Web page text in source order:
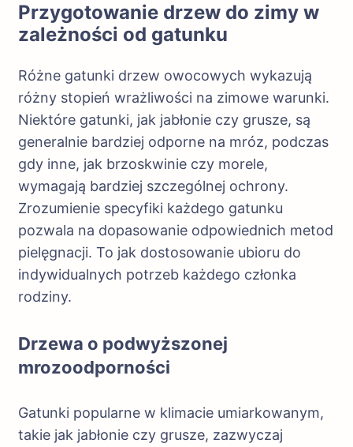
Przygotowanie drzew do zimy w
zależności od gatunku
Różne gatunki drzew owocowych wykazują
różny stopień wrażliwości na zimowe warunki.
Niektóre gatunki, jak jabłonie czy grusze, są
generalnie bardziej odporne na mróz, podczas
gdy inne, jak brzoskwinie czy morele,
wymagają bardziej szczególnej ochrony.
Zrozumienie specyfiki każdego gatunku
pozwala na dopasowanie odpowiednich metod
pielęgnacji. To jak dostosowanie ubioru do
indywidualnych potrzeb każdego członka
rodziny.
Drzewa o podwyższonej
mrozoodporności
Gatunki popularne w klimacie umiarkowanym,
takie jak jabłonie czy grusze, zazwyczaj